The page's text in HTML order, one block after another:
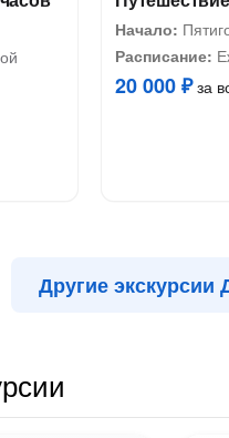
Начало:
Расписание:
20 000 ₽за
Другие экскурсии